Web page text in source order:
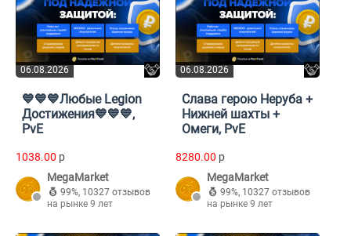
06.08.2026
💙💙💙Любые Legion
Достижения💙💙💙,
PvE
1038.00 p
MegaMarket
99%, 10327 отзывов
на рынке 9 лет
06.08.2026
Слава герою Неруба +
Нижней шахты +
Омеги, PvE
8280.00 p
MegaMarket
99%, 10327 отзывов
на рынке 9 лет